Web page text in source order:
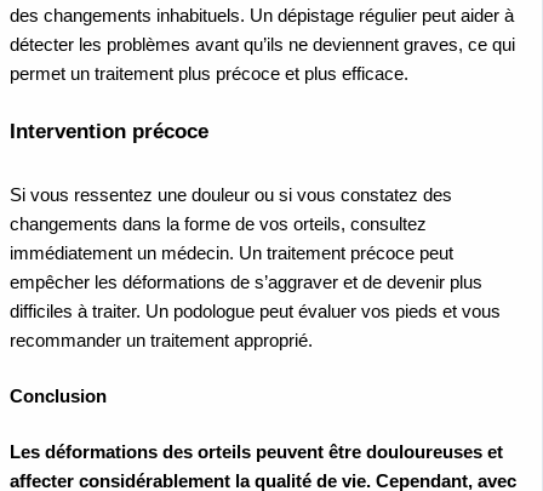
des changements inhabituels. Un dépistage régulier peut aider à
détecter les problèmes avant qu’ils ne deviennent graves, ce qui
permet un traitement plus précoce et plus efficace.
Intervention précoce
Si vous ressentez une douleur ou si vous constatez des
changements dans la forme de vos orteils, consultez
immédiatement un médecin. Un traitement précoce peut
empêcher les déformations de s’aggraver et de devenir plus
difficiles à traiter. Un podologue peut évaluer vos pieds et vous
recommander un traitement approprié.
Conclusion
Les déformations des orteils peuvent être douloureuses et
affecter considérablement la qualité de vie. Cependant, avec